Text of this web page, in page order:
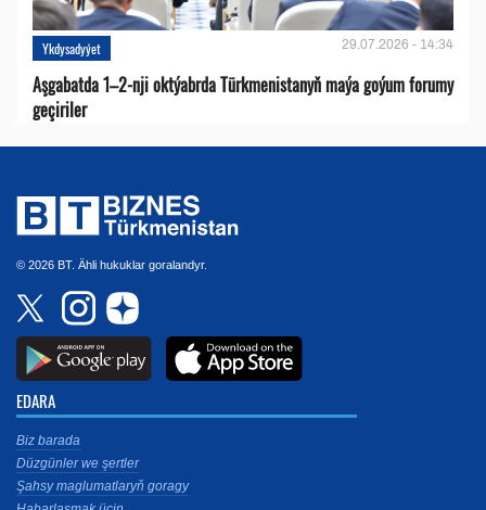
Ykdysadyýet 29.07.2026 - 14:34
Aşgabatda 1–2-nji oktýabrda Türkmenistanyň maýa goýum forumy
geçiriler
© 2026 BT. Ähli hukuklar goralandyr.
EDARA
Biz barada
Düzgünler we şertler
Şahsy maglumatlaryň goragy